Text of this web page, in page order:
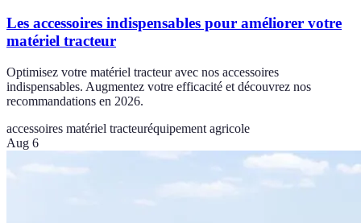
Les accessoires indispensables pour améliorer votre
matériel tracteur
Optimisez votre matériel tracteur avec nos accessoires
indispensables. Augmentez votre efficacité et découvrez nos
recommandations en 2026.
accessoires matériel tracteuréquipement agricole
Aug 6